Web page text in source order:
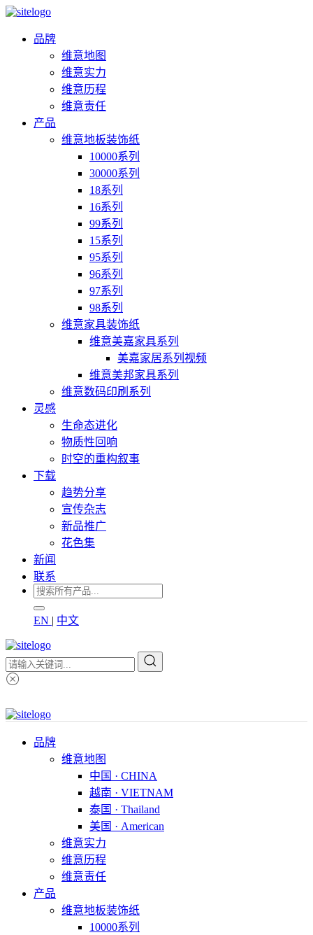
品牌
维意地图
维意实力
维意历程
维意责任
产品
维意地板装饰纸
10000系列
30000系列
18系列
16系列
99系列
15系列
95系列
96系列
97系列
98系列
维意家具装饰纸
维意美嘉家具系列
美嘉家居系列视频
维意美邦家具系列
维意数码印刷系列
灵感
生命态进化
物质性回响
时空的重构叙事
下载
趋势分享
宣传杂志
新品推广
花色集
新闻
联系
EN | 中文
品牌
维意地图
中国 · CHINA
越南 · VIETNAM
泰国 · Thailand
美国 · American
维意实力
维意历程
维意责任
产品
维意地板装饰纸
10000系列